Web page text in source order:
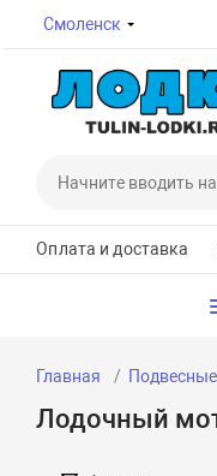
Смоленск
Оплата и доставка
Главная
Лодочный